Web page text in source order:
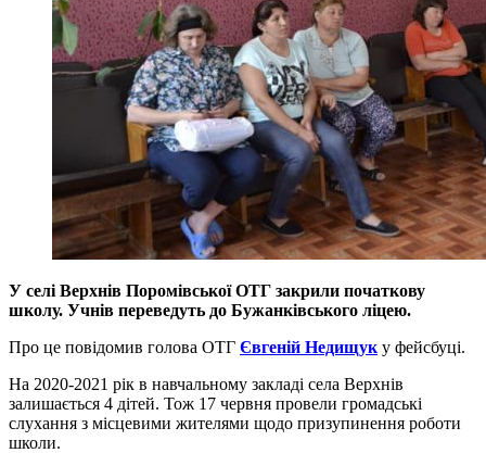
У селі Верхнів Поромівської ОТГ закрили початкову
школу. Учнів переведуть до Бужанківського ліцею.
Про це повідомив голова ОТГ Євгеній Недищук у фейсбуці.
На 2020-2021 рік в навчальному закладі села Верхнів
залишається 4 дітей. Тож 17 червня провели громадські
слухання з місцевими жителями щодо призупинення роботи
школи.